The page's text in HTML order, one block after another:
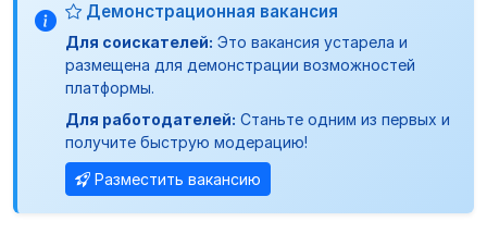
Демонстрационная вакансия
Для соискателей: Это вакансия устарела и
размещена для демонстрации возможностей
платформы.
Для работодателей: Станьте одним из первых и
получите быструю модерацию!
Разместить вакансию